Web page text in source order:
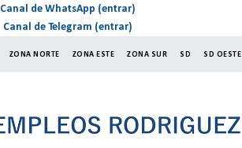
Canal de WhatsApp (entrar)
Canal de Telegram (entrar)
ZONA NORTE ZONA ESTE ZONA SUR SD SD OESTE